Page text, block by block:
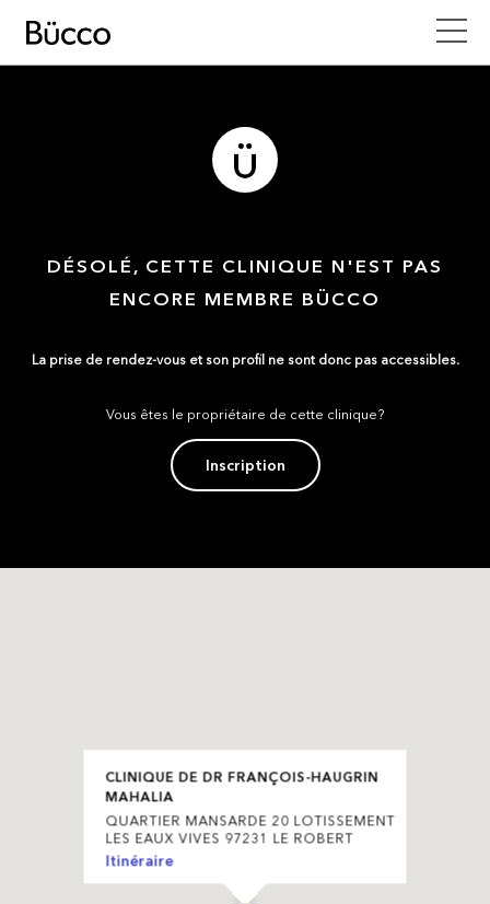
DÉSOLÉ, CETTE CLINIQUE N'EST PAS
ENCORE MEMBRE BÜCCO
La prise de rendez-vous et son profil ne sont donc pas accessibles.
Vous êtes le propriétaire de cette clinique?
Inscription
CLINIQUE DE DR FRANÇOIS-HAUGRIN
MAHALIA
QUARTIER MANSARDE 20 LOTISSEMENT
LES EAUX VIVES 97231 LE ROBERT
Itinéraire